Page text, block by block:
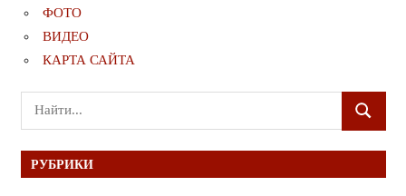
ФОТО
ВИДЕО
КАРТА САЙТА
Поиск
для:
ПОИСК
РУБРИКИ